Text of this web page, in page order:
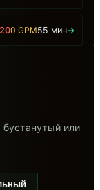
0 GPM55 мин→
или